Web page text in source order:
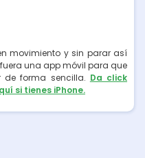
movimiento y sin parar así
una app móvil para que
forma sencilla. Da click
si tienes iPhone.